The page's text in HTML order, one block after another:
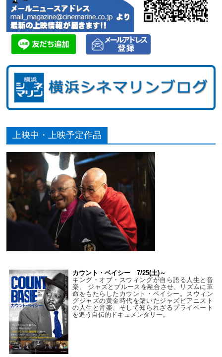
上映中・上映予定作品
カウント・ベイシー 7/25(土)～
キング・オブ・スウィングが自ら語る人生と音
楽。 ジャズとブルースを融合させ、リズムに革
命をもたらしたカウント・ベイシー。スウィン
グジャズの黄金時代を築いたジャズピアニスト
の人生と音楽、そして知られざるプライベート
を追う自伝的ドキュメンタリー。